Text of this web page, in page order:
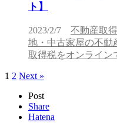
ト】
2023/2/7 不動産取
地・中古家屋の不動
取得税をオンライン
1 2 Next »
Post
Share
Hatena